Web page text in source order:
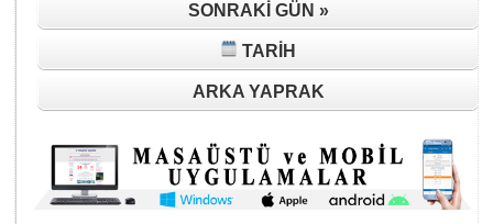
SONRAKI GÜN »
TARIH
ARKA YAPRAK